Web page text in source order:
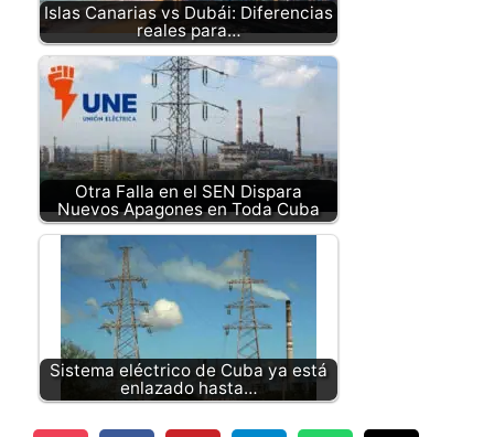
Islas Canarias vs Dubái: Diferencias
reales para…
Otra Falla en el SEN Dispara
Nuevos Apagones en Toda Cuba
Sistema eléctrico de Cuba ya está
enlazado hasta…